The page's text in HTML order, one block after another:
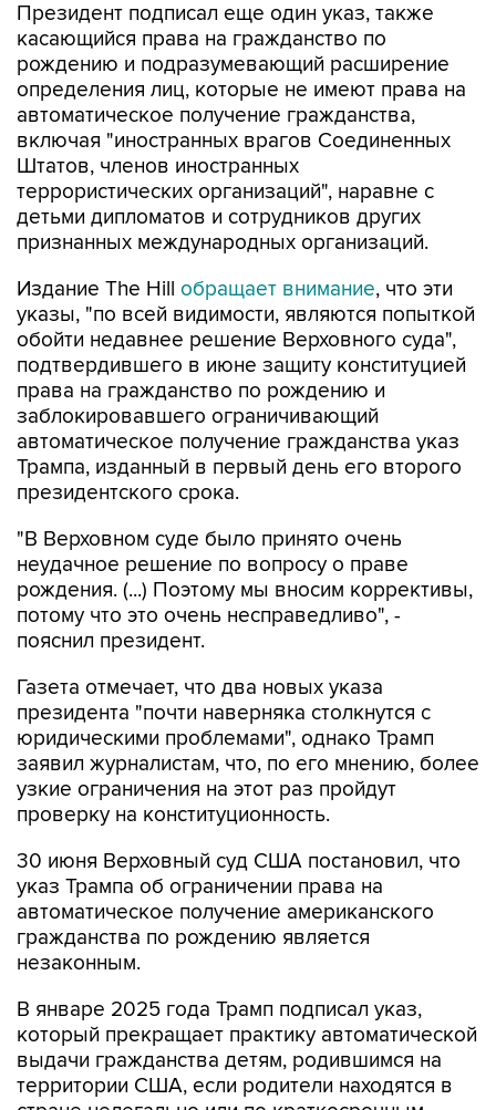
Президент подписал еще один указ, также
касающийся права на гражданство по
рождению и подразумевающий расширение
определения лиц, которые не имеют права на
автоматическое получение гражданства,
включая "иностранных врагов Соединенных
Штатов, членов иностранных
террористических организаций", наравне с
детьми дипломатов и сотрудников других
признанных международных организаций.
Издание The Hill обращает внимание, что эти
указы, "по всей видимости, являются попыткой
обойти недавнее решение Верховного суда",
подтвердившего в июне защиту конституцией
права на гражданство по рождению и
заблокировавшего ограничивающий
автоматическое получение гражданства указ
Трампа, изданный в первый день его второго
президентского срока.
"В Верховном суде было принято очень
неудачное решение по вопросу о праве
рождения. (...) Поэтому мы вносим коррективы,
потому что это очень несправедливо", -
пояснил президент.
Газета отмечает, что два новых указа
президента "почти наверняка столкнутся с
юридическими проблемами", однако Трамп
заявил журналистам, что, по его мнению, более
узкие ограничения на этот раз пройдут
проверку на конституционность.
30 июня Верховный суд США постановил, что
указ Трампа об ограничении права на
автоматическое получение американского
гражданства по рождению является
незаконным.
В январе 2025 года Трамп подписал указ,
который прекращает практику автоматической
выдачи гражданства детям, родившимся на
территории США, если родители находятся в